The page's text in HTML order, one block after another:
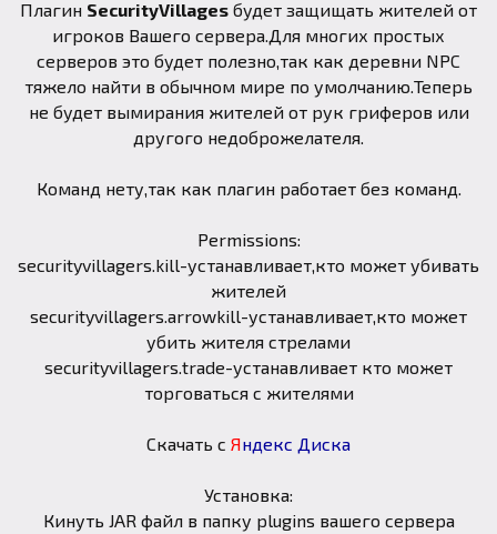
Плагин SecurityVillages будет защищать жителей от
игроков Вашего сервера.Для многих простых
серверов это будет полезно,так как деревни NPC
тяжело найти в обычном мире по умолчанию.Теперь
не будет вымирания жителей от рук гриферов или
другого недоброжелателя.
Команд нету,так как плагин работает без команд.
Permissions:
securityvillagers.kill-устанавливает,кто может убивать
жителей
securityvillagers.arrowkill-устанавливает,кто может
убить жителя стрелами
securityvillagers.trade-устанавливает кто может
торговаться с жителями
Скачать с Яндекс Диска
Установка:
Кинуть JAR файл в папку plugins вашего сервера